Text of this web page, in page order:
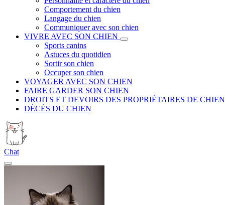
Comportement du chien
Langage du chien
Communiquer avec son chien
VIVRE AVEC SON CHIEN
Sports canins
Astuces du quotidien
Sortir son chien
Occuper son chien
VOYAGER AVEC SON CHIEN
FAIRE GARDER SON CHIEN
DROITS ET DEVOIRS DES PROPRIÉTAIRES DE CHIEN
DÉCÈS DU CHIEN
Chat